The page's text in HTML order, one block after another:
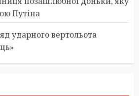
Путіна
ударного вертольота